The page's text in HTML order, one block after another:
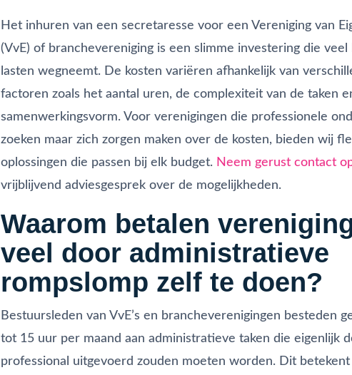
Het inhuren van een secretaresse voor een Vereniging van
(VvE) of branchevereniging is een slimme investering die veel
lasten wegneemt. De kosten variëren afhankelijk van
factoren zoals het aantal uren, de complexiteit van de taken
samenwerkingsvorm. Voor verenigingen die professionele
zoeken maar zich zorgen maken over de kosten, bieden wij
oplossingen die passen bij elk budget. Neem gerust contact
vrijblijvend adviesgesprek over de mogelijkheden.
Waarom betalen
veel door administratieve
rompslomp zelf te doen?
Bestuursleden van VvE’s en brancheverenigingen besteden
tot 15 uur per maand aan administratieve taken die eigenlijk
professional uitgevoerd zouden moeten worden. Dit